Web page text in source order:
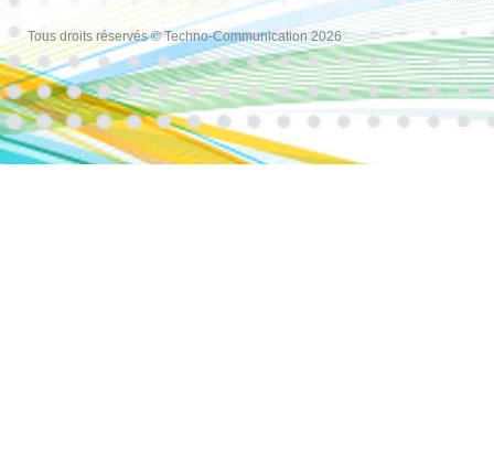
Tous droits réservés © Techno-Communication 2026